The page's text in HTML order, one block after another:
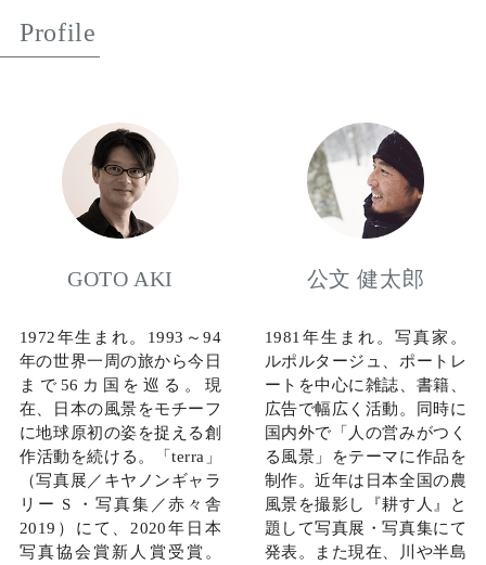
Profile
GOTO AKI
1972年生まれ。1993～94
年の世界一周の旅から今日
まで56カ国を巡る。現
在、日本の風景をモチーフ
に地球原初の姿を捉える創
作活動を続ける。「terra」
（写真展／キヤノンギャラ
リー S ・写真集／赤々舎
2019）にて、2020年日本
写真協会賞新人賞受賞。
公文 健太郎
1981年生まれ。写真家。
ルポルタージュ、ポートレ
ートを中心に雑誌、書籍、
広告で幅広く活動。同時に
国内外で「人の営みがつく
る風景」をテーマに作品を
制作。近年は日本全国の農
風景を撮影し『耕す人』と
題して写真展・写真集にて
発表。また現在、川や半島